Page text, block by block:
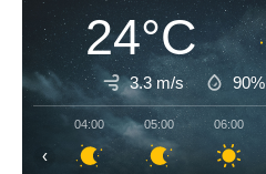
24°C
3.3 m/s 90%
04:00 05:00 06:00
‹